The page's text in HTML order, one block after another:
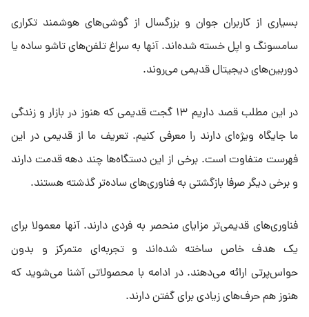
بسیاری از کاربران جوان و بزرگسال از گوشی‌های هوشمند تکراری
سامسونگ و اپل خسته شده‌اند. آنها به سراغ تلفن‌های تاشو ساده یا
دوربین‌های دیجیتال قدیمی می‌روند.
در این مطلب قصد داریم ۱۳ گجت قدیمی که هنوز در بازار و زندگی
ما جایگاه ویژه‌ای دارند را معرفی کنیم. تعریف ما از قدیمی در این
فهرست متفاوت است. برخی از این دستگاه‌ها چند دهه قدمت دارند
و برخی دیگر صرفا بازگشتی به فناوری‌های ساده‌تر گذشته هستند.
فناوری‌های قدیمی‌تر مزایای منحصر به فردی دارند. آنها معمولا برای
یک هدف خاص ساخته شده‌اند و تجربه‌ای متمرکز و بدون
حواس‌پرتی ارائه می‌دهند. در ادامه با محصولاتی آشنا می‌شوید که
هنوز هم حرف‌های زیادی برای گفتن دارند.